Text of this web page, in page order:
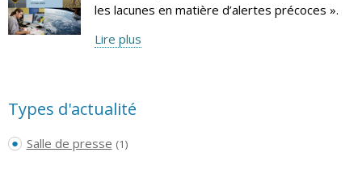
les lacunes en matière d’alertes précoces ».
Lire plus
Types d'actualité
Salle de presse (1)